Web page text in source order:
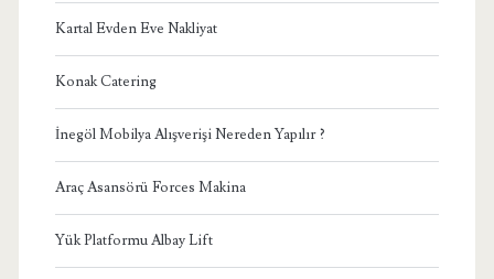
Kartal Evden Eve Nakliyat
Konak Catering
İnegöl Mobilya Alışverişi Nereden Yapılır ?
Araç Asansörü Forces Makina
Yük Platformu Albay Lift